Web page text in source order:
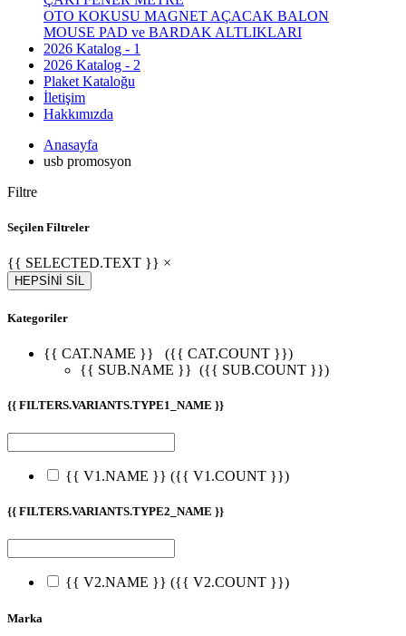
OTO KOKUSU MAGNET AÇACAK BALON
MOUSE PAD ve BARDAK ALTLIKLARI
2026 Katalog - 1
2026 Katalog - 2
Plaket Kataloğu
İletişim
Hakkımızda
Anasayfa
usb promosyon
Filtre
Seçilen Filtreler
{{ SELECTED.TEXT }} ×
HEPSİNİ SİL
Kategoriler
{{ CAT.NAME }}
({{ CAT.COUNT }})
{{ SUB.NAME }} ({{ SUB.COUNT }})
{{ FILTERS.VARIANTS.TYPE1_NAME }}
{{ V1.NAME }} ({{ V1.COUNT }})
{{ FILTERS.VARIANTS.TYPE2_NAME }}
{{ V2.NAME }} ({{ V2.COUNT }})
Marka